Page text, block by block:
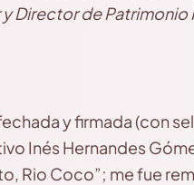
Director de
y firmada (con
Inés Hernandes
Rio Coco”; me fue